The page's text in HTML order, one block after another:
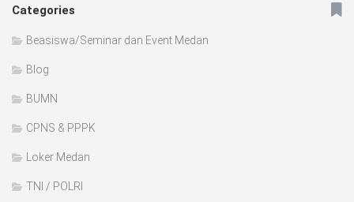
Categories
Beasiswa/Seminar dan Event Medan
Blog
BUMN
CPNS & PPPK
Loker Medan
TNI / POLRI